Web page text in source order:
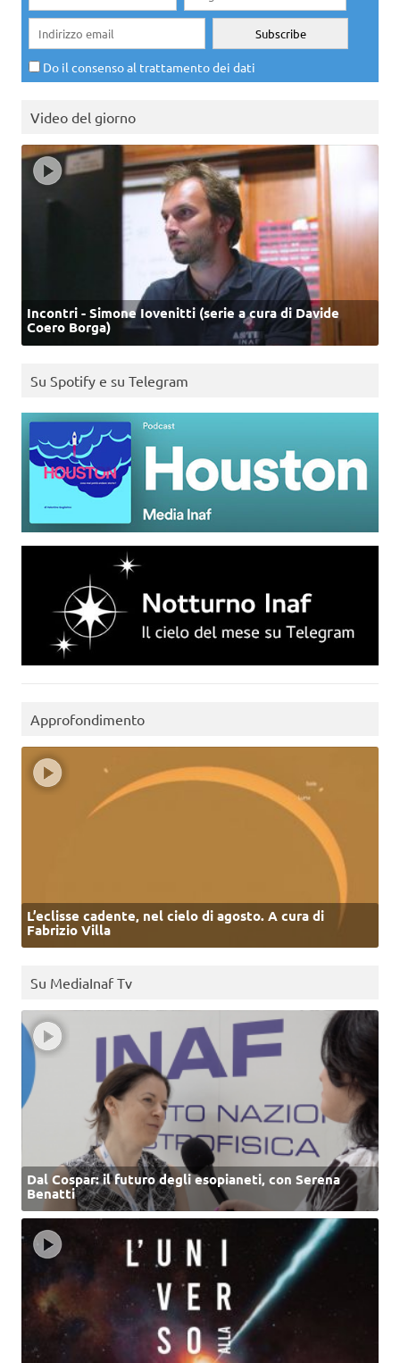
Do il consenso al trattamento dei dati
Video del giorno
Incontri - Simone Iovenitti (serie a cura di Davide
Coero Borga)
Su Spotify e su Telegram
Approfondimento
L’eclisse cadente, nel cielo di agosto. A cura di
Fabrizio Villa
Su MediaInaf Tv
Dal Cospar: il futuro degli esopianeti, con Serena
Benatti